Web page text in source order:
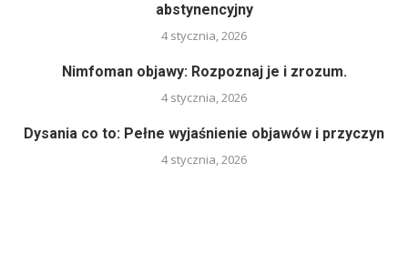
abstynencyjny
4 stycznia, 2026
Nimfoman objawy: Rozpoznaj je i zrozum.
4 stycznia, 2026
Dysania co to: Pełne wyjaśnienie objawów i przyczyn
4 stycznia, 2026